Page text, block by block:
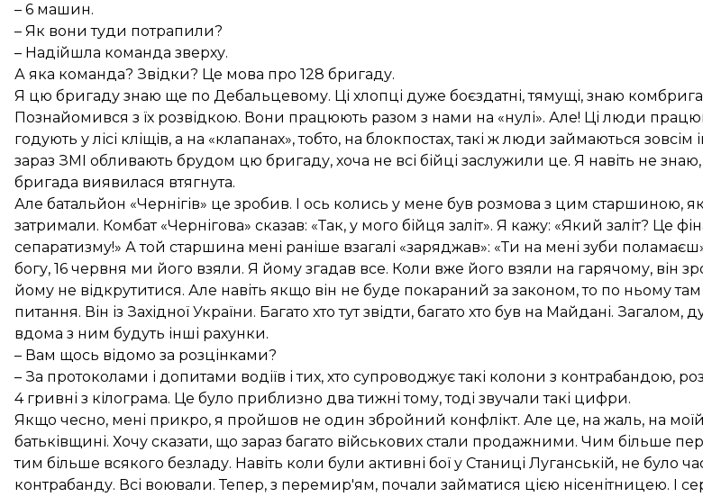
– 6 машин.
– Як вони туди потрапили?
– Надійшла команда зверху.
А яка команда? Звідки? Це мова про 128 бригаду.
Я цю бригаду знаю ще по Дебальцевому. Ці хлопці дуже боєздатні, тямущі, знаю
Познайомився з їх розвідкою. Вони працюють разом з нами на «нулі». Але! Ці люди
годують у лісі кліщів, а на «клапанах», тобто, на блокпостах, такі ж люди займаються зовсім
зараз ЗМІ обливають брудом цю бригаду, хоча не всі бійці заслужили це. Я навіть не
бригада виявилася втягнута.
Але батальйон «Чернігів» це зробив. І ось колись у мене був розмова з цим старшиною,
затримали. Комбат «Чернігова» сказав: «Так, у мого бійця заліт». Я кажу: «Який заліт? Це
сепаратизму!» А той старшина мені раніше взагалі «заряджав»: «Ти на мені зуби
богу, 16 червня ми його взяли. Я йому згадав все. Коли вже його взяли на гарячому, він
йому не відкрутитися. Але навіть якщо він не буде покараний за законом, то по ньому
питання. Він із Західної України. Багато хто тут звідти, багато хто був на Майдані. Загалом,
вдома з ним будуть інші рахунки.
– Вам щось відомо за розцінками?
– За протоколами і допитами водіїв і тих, хто супроводжує такі колони з контрабандою,
4 гривні з кілограма. Це було приблизно два тижні тому, тоді звучали такі цифри.
Якщо чесно, мені прикро, я пройшов не один збройний конфлікт. Але це, на жаль, на моїй
батьківщині. Хочу сказати, що зараз багато військових стали продажними. Чим більше
тим більше всякого безладу. Навіть коли були активні бої у Станиці Луганській, не було
контрабанду. Всі воювали. Тепер, з перемир'ям, почали займатися цією нісенітницею. І